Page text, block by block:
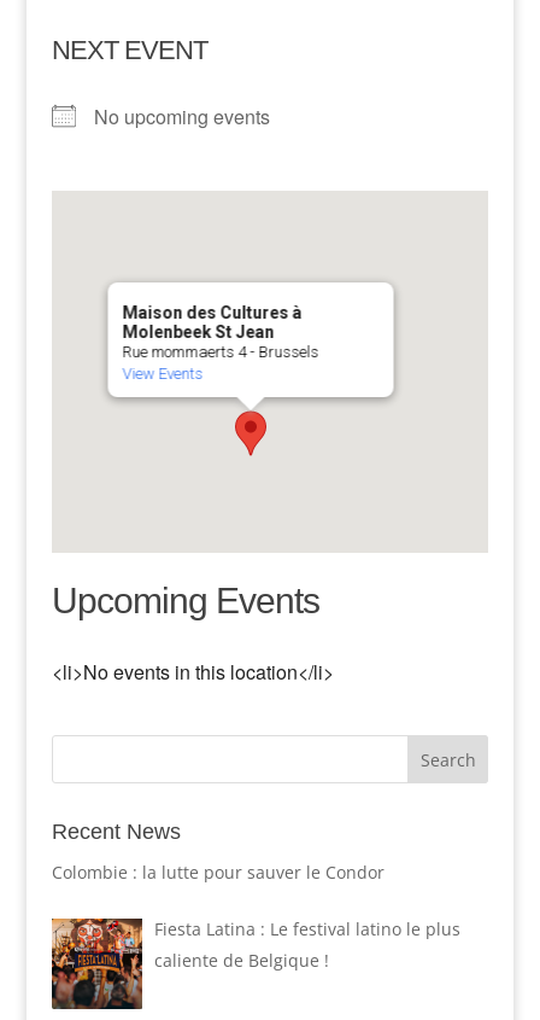
NEXT EVENT
No upcoming events
Maison des Cultures à
Molenbeek St Jean
Rue mommaerts 4 - Brussels
View Events
Upcoming Events
<li>No events in this location</li>
Recent News
Colombie : la lutte pour sauver le Condor
Fiesta Latina : Le festival latino le plus
caliente de Belgique !